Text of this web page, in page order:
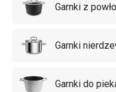
Garnki z
Garnki
Garnki do